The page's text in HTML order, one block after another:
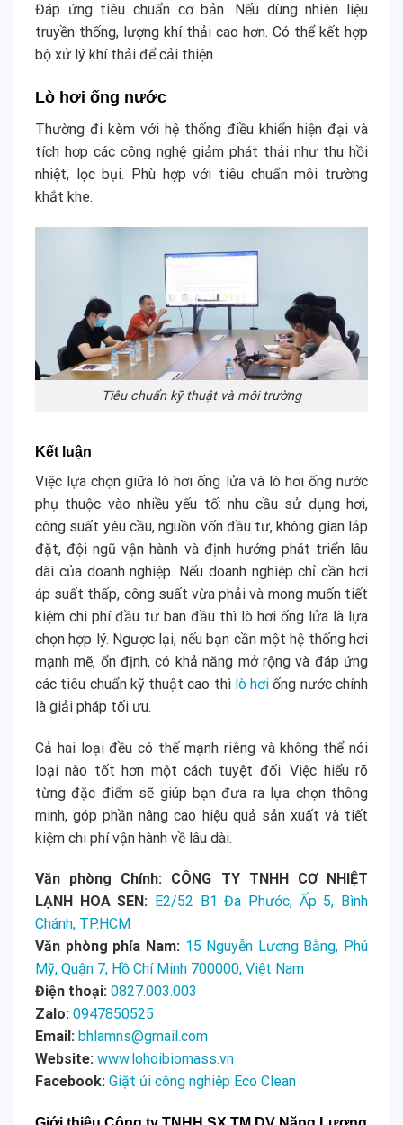
Đáp ứng tiêu chuẩn cơ bản. Nếu dùng nhiên liệu
truyền thống, lượng khí thải cao hơn. Có thể kết hợp
bộ xử lý khí thải để cải thiện.
Lò hơi ống nước
Thường đi kèm với hệ thống điều khiển hiện đại và
tích hợp các công nghệ giảm phát thải như thu hồi
nhiệt, lọc bụi. Phù hợp với tiêu chuẩn môi trường
khắt khe.
Tiêu chuẩn kỹ thuật và môi trường
Kết luận
Việc lựa chọn giữa lò hơi ống lửa và lò hơi ống nước
phụ thuộc vào nhiều yếu tố: nhu cầu sử dụng hơi,
công suất yêu cầu, nguồn vốn đầu tư, không gian lắp
đặt, đội ngũ vận hành và định hướng phát triển lâu
dài của doanh nghiệp. Nếu doanh nghiệp chỉ cần hơi
áp suất thấp, công suất vừa phải và mong muốn tiết
kiệm chi phí đầu tư ban đầu thì lò hơi ống lửa là lựa
chọn hợp lý. Ngược lại, nếu bạn cần một hệ thống hơi
mạnh mẽ, ổn định, có khả năng mở rộng và đáp ứng
các tiêu chuẩn kỹ thuật cao thì lò hơi ống nước chính
là giải pháp tối ưu.
Cả hai loại đều có thế mạnh riêng và không thể nói
loại nào tốt hơn một cách tuyệt đối. Việc hiểu rõ
từng đặc điểm sẽ giúp bạn đưa ra lựa chọn thông
minh, góp phần nâng cao hiệu quả sản xuất và tiết
kiệm chi phí vận hành về lâu dài.
Văn phòng Chính: CÔNG TY TNHH CƠ NHIỆT
LẠNH HOA SEN: E2/52 B1 Đa Phước, Ấp 5, Bình
Chánh, TP.HCM
Văn phòng phía Nam: 15 Nguyễn Lương Bằng, Phú
Mỹ, Quận 7, Hồ Chí Minh 700000, Việt Nam
Điện thoại: 0827.003.003
Zalo: 0947850525
Email: bhlamns@gmail.com
Website: www.lohoibiomass.vn
Facebook: Giặt ủi công nghiệp Eco Clean